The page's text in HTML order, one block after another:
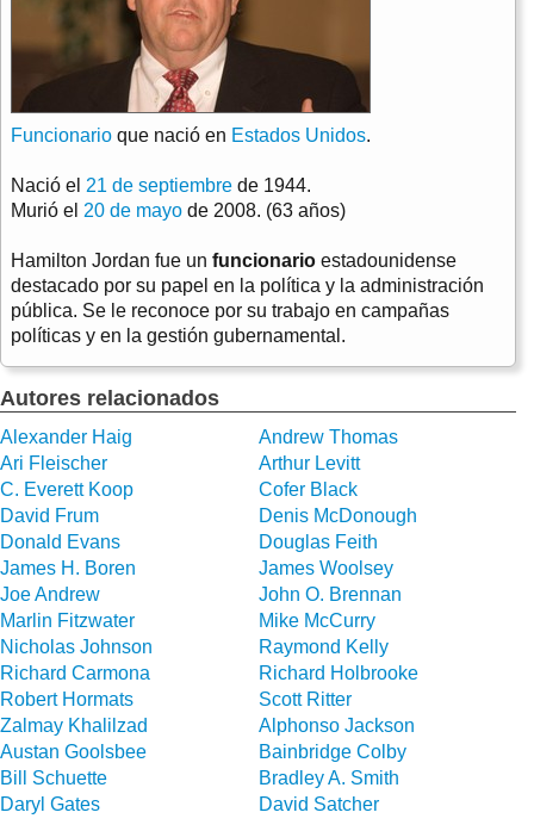
Funcionario que nació en Estados Unidos.
Nació el 21 de septiembre de 1944.
Murió el 20 de mayo de 2008. (63 años)
Hamilton Jordan fue un funcionario estadounidense
destacado por su papel en la política y la administración
pública. Se le reconoce por su trabajo en campañas
políticas y en la gestión gubernamental.
Autores relacionados
Alexander Haig
Andrew Thomas
Ari Fleischer
Arthur Levitt
C. Everett Koop
Cofer Black
David Frum
Denis McDonough
Donald Evans
Douglas Feith
James H. Boren
James Woolsey
Joe Andrew
John O. Brennan
Marlin Fitzwater
Mike McCurry
Nicholas Johnson
Raymond Kelly
Richard Carmona
Richard Holbrooke
Robert Hormats
Scott Ritter
Zalmay Khalilzad
Alphonso Jackson
Austan Goolsbee
Bainbridge Colby
Bill Schuette
Bradley A. Smith
Daryl Gates
David Satcher